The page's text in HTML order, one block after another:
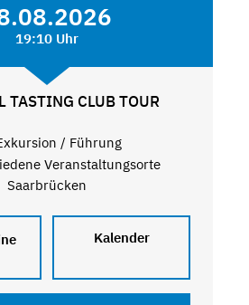
19:10 Uhr
TASTING CLUB TOUR
/ Führung
Veranstaltungsorte
Saarbrücken
Kalender